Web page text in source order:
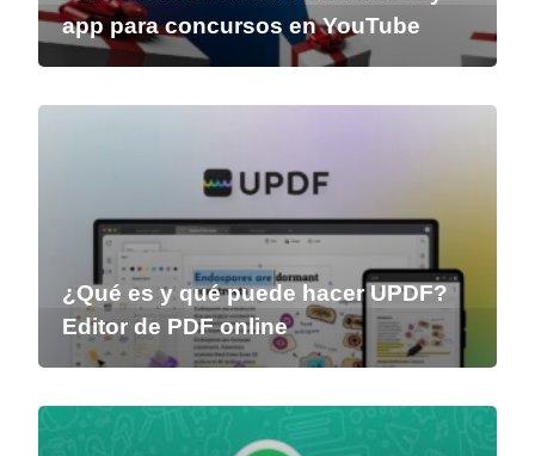
app para concursos en YouTube
¿Qué es y qué puede hacer UPDF?
Editor de PDF online